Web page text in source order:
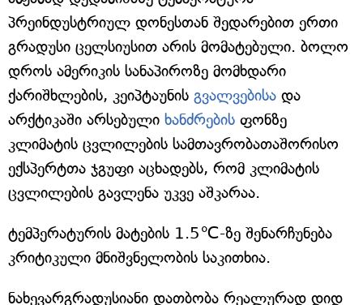
პრეინდუსტრიულ დონესთან შედარებით ერთი
გრადუსი ცელსიუსით არის მომატებული. ბოლო
დროს ამერიკის სანაპიროზე მომხდარი
ქარიშხლების, კეიპტაუნის გვალვებისა და
არქტიკაში არსებული ხანძრების ფონზე
კლიმატის ცვლილების სამთავრობათაშორისო
ექსპერტთა ჯგუფი აცხადებს, რომ კლიმატის
ცვლილების გავლენა უკვე აშკარაა.
ტემპერატურის მატების 1.5℃-ზე შენარჩუნება
კრიტიკული მნიშვნელობის საკითხია.
ნახევარგრადუსიანი დათბობა რეალურად დიდ